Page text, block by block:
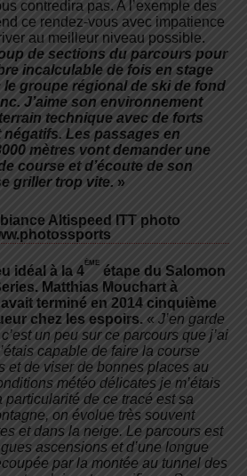
contredira pas. A l’exemple des
ce rendez-vous avec impatience
au meilleur niveau possible.
de sections du parcours pour
incalculable de fois en stage
groupe régional de ski de fond
J’aime son environnement
technique avec de forts
Les passages en
mètres vont demander une
course et d’écoute de son
griller trop vite. »
idéal à la 4
ème
étape du Salomon
Matthias Mouchart à
terminé en 2014 cinquième
chez les espoirs. « J’en garde
un peu sur ce parcours que j’ai
capable de faire la course
et de viser de bonnes places au
météo délicates je m’étais
particularité de ce tracé est sa
on évolue très souvent
et dans la neige. Le parcours est
ascensions et d’une longue
par la montée au tunnel des